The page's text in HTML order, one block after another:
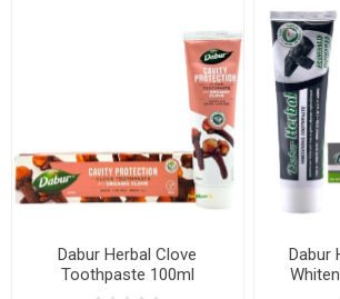
Dabur Herbal Clove
Toothpaste 100ml
Dabur